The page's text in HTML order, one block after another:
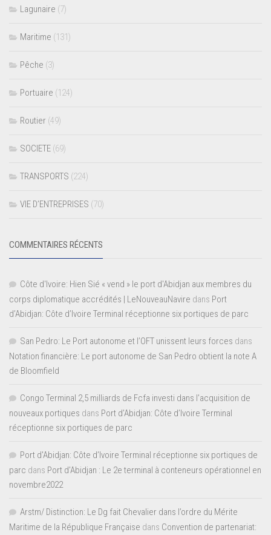
Lagunaire (7)
Maritime (131)
Pêche (3)
Portuaire (124)
Routier (49)
SOCIETE (69)
TRANSPORTS (224)
VIE D’ENTREPRISES (70)
COMMENTAIRES RÉCENTS
Côte d'Ivoire: Hien Sié « vend » le port d'Abidjan aux membres du
corps diplomatique accrédités | LeNouveauNavire dans Port
d’Abidjan: Côte d’Ivoire Terminal réceptionne six portiques de parc
San Pedro: Le Port autonome et l’OFT unissent leurs forces dans
Notation financière: Le port autonome de San Pedro obtient la note A
de Bloomfield
Congo Terminal 2,5 milliards de Fcfa investi dans l’acquisition de
nouveaux portiques dans Port d’Abidjan: Côte d’Ivoire Terminal
réceptionne six portiques de parc
Port d'Abidjan: Côte d’Ivoire Terminal réceptionne six portiques de
parc dans Port d’Abidjan : Le 2e terminal à conteneurs opérationnel en
novembre2022
Arstm/ Distinction: Le Dg fait Chevalier dans l’ordre du Mérite
Maritime de la République Française dans Convention de partenariat: